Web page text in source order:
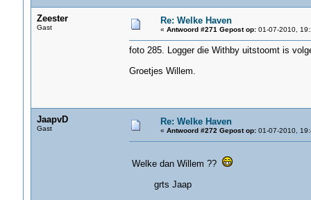
Zeester
Gast
Re: Welke Haven
« Antwoord #271 Gepost op:01-07-2010,
foto 285. Logger die Withby uitstoomt is
Groetjes Willem.
JaapvD
Gast
Re: Welke Haven
« Antwoord #272 Gepost op:01-07-2010,
Welke dan Willem ??
grts Jaap